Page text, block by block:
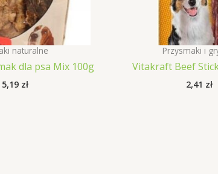
naturalne
dla psa Mix 100g
5,19 zł
Przysmaki i
Vitakraft Beef
2,41 zł